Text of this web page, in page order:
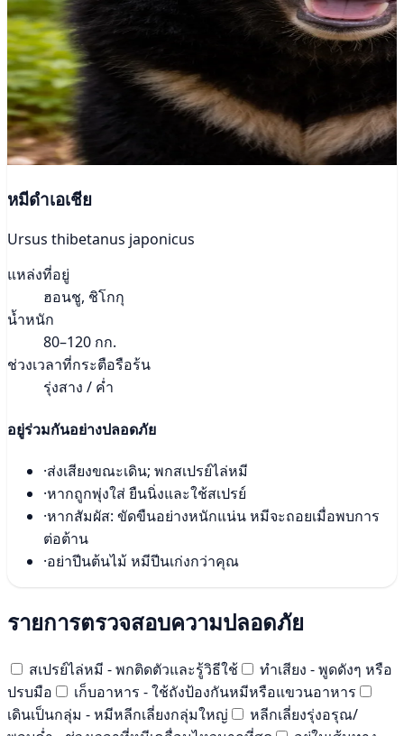
หมีดำเอเชีย
Ursus thibetanus japonicus
แหล่งที่อยู่
ฮอนชู, ชิโกกุ
น้ำหนัก
80–120 กก.
ช่วงเวลาที่กระตือรือร้น
รุ่งสาง / ค่ำ
อยู่ร่วมกันอย่างปลอดภัย
·ส่งเสียงขณะเดิน; พกสเปรย์ไล่หมี
·หากถูกพุ่งใส่ ยืนนิ่งและใช้สเปรย์
·หากสัมผัส: ขัดขืนอย่างหนักแน่น หมีจะถอยเมื่อพบการ
ต่อต้าน
·อย่าปีนต้นไม้ หมีปีนเก่งกว่าคุณ
รายการตรวจสอบความปลอดภัย
สเปรย์ไล่หมี - พกติดตัวและรู้วิธีใช้
ทำเสียง - พูดดังๆ หรือ
ปรบมือ
เก็บอาหาร - ใช้ถังป้องกันหมีหรือแขวนอาหาร
เดินเป็นกลุ่ม - หมีหลีกเลี่ยงกลุ่มใหญ่
หลีกเลี่ยงรุ่งอรุณ/